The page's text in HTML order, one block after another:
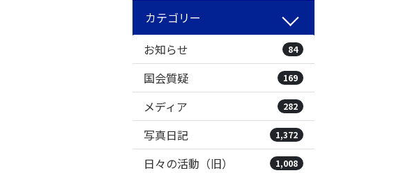
カテゴリー
お知らせ
84
国会質疑 169
メディア 282
写真日記 1,372
日々の活動（旧） 1,008